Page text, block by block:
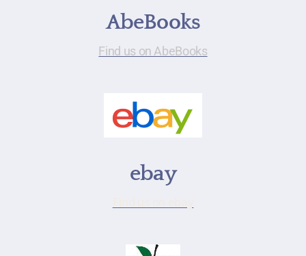
AbeBooks
Find us on AbeBooks
ebay